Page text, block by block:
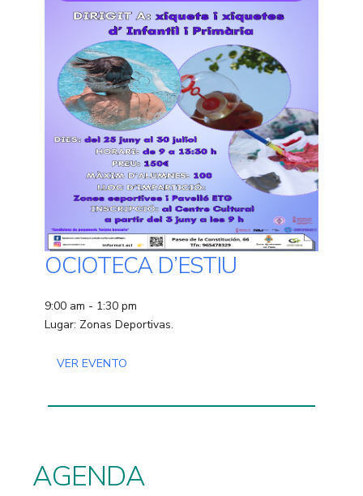
OCIOTECA D’ESTIU
9:00 am - 1:30 pm
Lugar: Zonas Deportivas.
VER EVENTO
AGENDA